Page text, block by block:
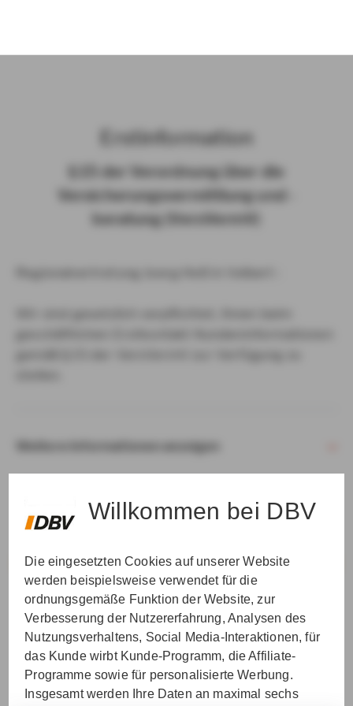
Willkommen bei DBV
Die eingesetzten Cookies auf unserer Website
werden beispielsweise verwendet für die
ordnungsgemäße Funktion der Website, zur
Verbesserung der Nutzererfahrung, Analysen des
Nutzungsverhaltens, Social Media-Interaktionen, für
das Kunde wirbt Kunde-Programm, die Affiliate-
Programme sowie für personalisierte Werbung.
Insgesamt werden Ihre Daten an maximal sechs
Erst­in­for­ma­ti­on
§ 15 der Ver­ord­nung über die
Ver­si­che­rungs­ver­mitt­lung und -​
beratung (Vers­VermV)
Weitere Informationen anzeigen
VER­STAN­DEN & WEI­TER